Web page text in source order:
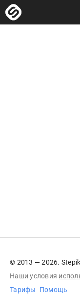
© 2013 — 2026. Stepik
Наши условия
Тарифы
Помощь